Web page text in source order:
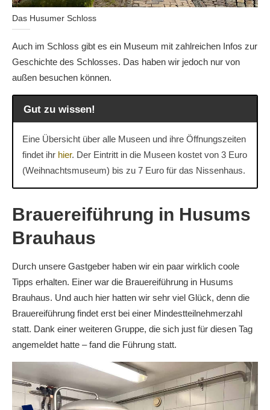
Das Husumer Schloss
Auch im Schloss gibt es ein Museum mit zahlreichen Infos zur
Geschichte des Schlosses. Das haben wir jedoch nur von
außen besuchen können.
Gut zu wissen!
Eine Übersicht über alle Museen und ihre Öffnungszeiten
findet ihr hier. Der Eintritt in die Museen kostet von 3 Euro
(Weihnachtsmuseum) bis zu 7 Euro für das Nissenhaus.
Brauereiführung in Husums
Brauhaus
Durch unsere Gastgeber haben wir ein paar wirklich coole
Tipps erhalten. Einer war die Brauereiführung in Husums
Brauhaus. Und auch hier hatten wir sehr viel Glück, denn die
Brauereiführung findet erst bei einer Mindestteilnehmerzahl
statt. Dank einer weiteren Gruppe, die sich just für diesen Tag
angemeldet hatte – fand die Führung statt.